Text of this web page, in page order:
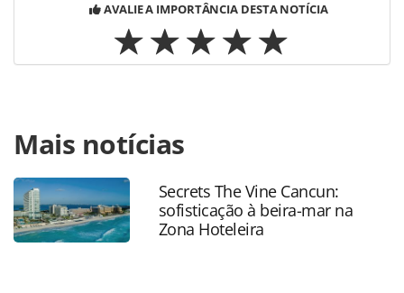
AVALIE A IMPORTÂNCIA DESTA NOTÍCIA
https://www.panrotas.com.br/mercado/economia-e-
politica/2025/05/turismo-abre-quase-26-mil-vagas-formais-
de-emprego-em-abril_218006.html ou as ferramentas
oferecidas na página. Todo o conteúdo produzido pela
PANROTAS Editora é protegido pela legislação brasileira
sobre direito autoral. Não reproduza o conteúdo sem
Mais notícias
Secrets The Vine Cancun:
sofisticação à beira-mar na
Zona Hoteleira